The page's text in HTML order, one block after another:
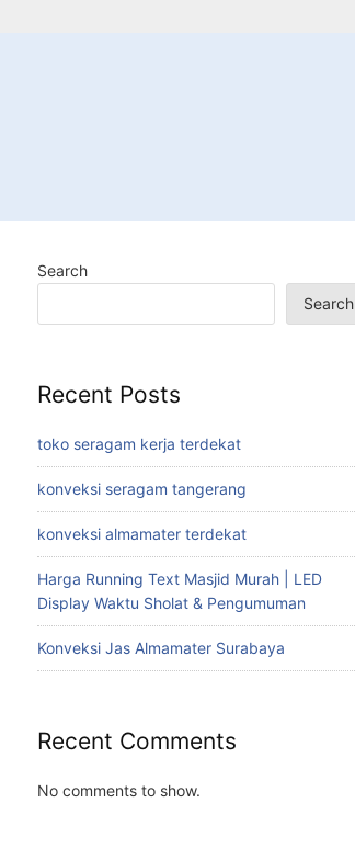
Search
Search
Recent Posts
toko seragam kerja terdekat
konveksi seragam tangerang
konveksi almamater terdekat
Harga Running Text Masjid Murah | LED
Display Waktu Sholat & Pengumuman
Konveksi Jas Almamater Surabaya
Recent Comments
No comments to show.